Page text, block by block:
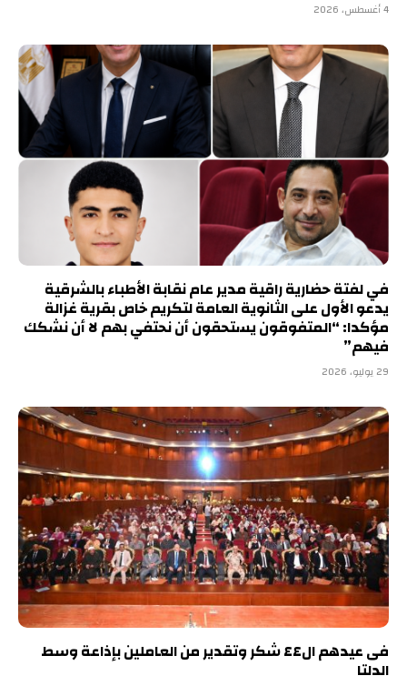
4 أغسطس، 2026
في لفتة حضارية راقية مدير عام نقابة الأطباء بالشرقية
يدعو الأول على الثانوية العامة لتكريم خاص بقرية غزالة
مؤكدا: “المتفوقون يستحقون أن نحتفي بهم لا أن نشكك
فيهم”
29 يوليو، 2026
فى عيدهم ال٤٤ شكر وتقدير من العاملين بإذاعة وسط
الدلتا